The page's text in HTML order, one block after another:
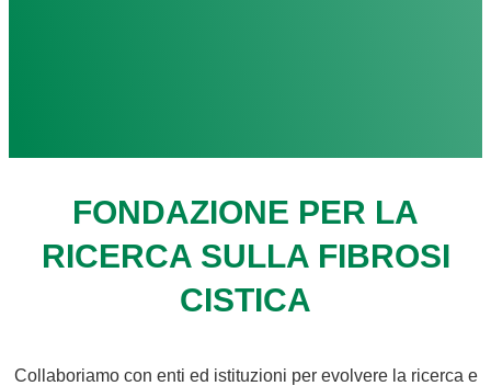
FONDAZIONE PER LA
RICERCA SULLA FIBROSI
CISTICA
Collaboriamo con enti ed istituzioni per evolvere la ricerca e